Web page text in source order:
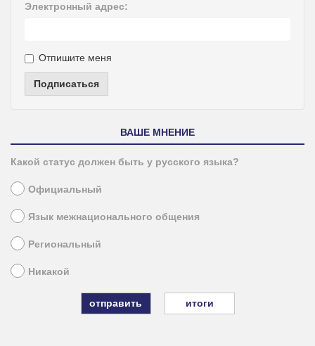
Электронный адрес:
Отпишите меня
Подписаться
ВАШЕ МНЕНИЕ
Какой статус должен быть у русского языка?
Официальный
Язык межнационального общения
Региональный
Никакой
итоги